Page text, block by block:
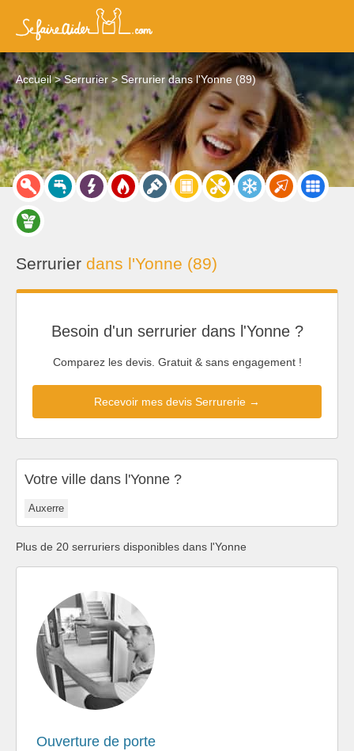
Accueil Serrurier Serrurier dans l'Yonne (89)
Serrurier dans l'Yonne (89)
Besoin d'un serrurier dans l'Yonne ?
Comparez les devis. Gratuit & sans engagement !
Recevoir mes devis Serrurerie →
Votre ville dans l'Yonne ?
Auxerre
Plus de 20 serruriers disponibles dans l'Yonne
Ouverture de porte